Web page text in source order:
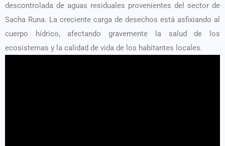
descontrolada de aguas residuales provenientes del sector de
Sacha Runa. La creciente carga de desechos está asfixiando al
cuerpo hídrico, afectando gravemente la salud de los
ecosistemas y la calidad de vida de los habitantes locales.